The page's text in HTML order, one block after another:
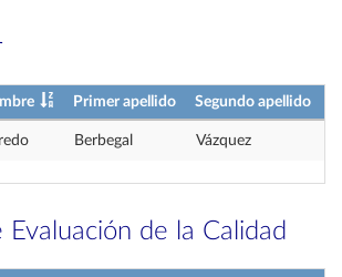
Primer apellido Segundo apellido
Berbegal Vázquez
Evaluación de la Calidad